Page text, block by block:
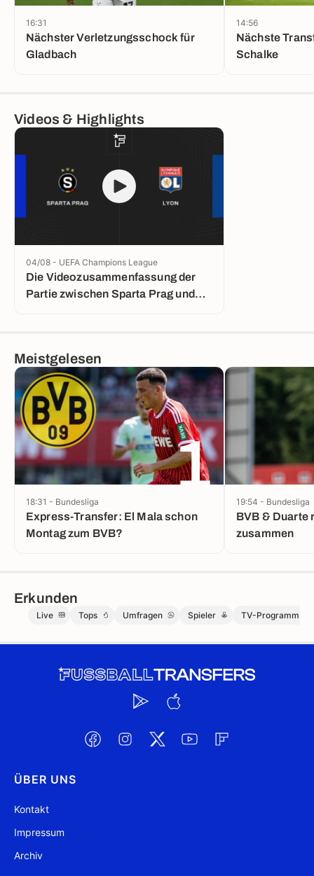
Nächster Verletzungsschock für
Gladbach
16:31
Nächste
Schalke
14:56
Videos & Highlights
Die Videozusammenfassung der
Partie zwischen Sparta Prag und
04/08 - UEFA Champions League
Meistgelesen
1
Express-Transfer: El Mala schon
Montag zum BVB?
18:31 - Bundesliga
BVB & Duarte
zusammen
19:54 - Bundesliga
Erkunden
Live Tops Umfragen Spieler TV-Programm
ÜBER UNS
Kontakt
Impressum
Archiv